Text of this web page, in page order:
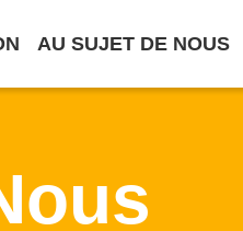
AU SUJET DE NOUS